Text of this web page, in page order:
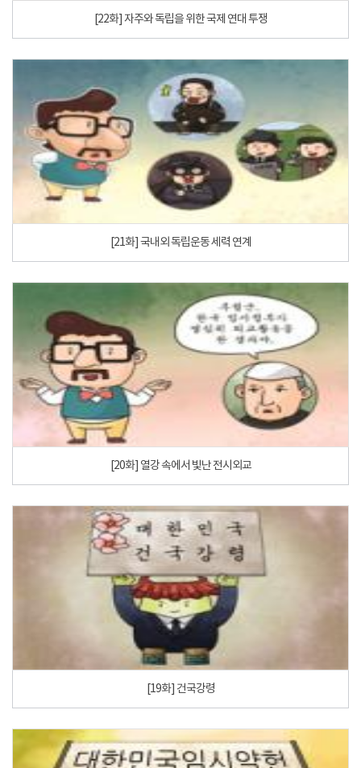
[22화] 자주와 독립을 위한 국제 연대 투쟁
[21화] 국내외 독립운동 세력 연계
[20화] 열강 속에서 빛난 전시외교
[19화] 건국강령